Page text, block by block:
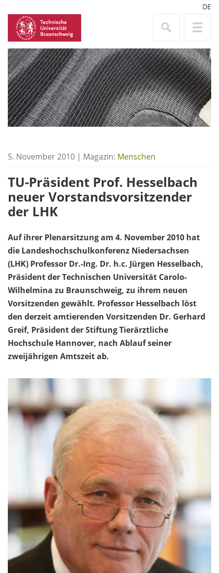
DE
5. November 2010 | Magazin: Menschen
TU-Präsident Prof. Hesselbach
neuer Vorstandsvorsitzender
der LHK
Auf ihrer Plenarsitzung am 4. November 2010 hat
die Landeshochschulkonferenz Niedersachsen
(LHK) Professor Dr.-Ing. Dr. h.c. Jürgen Hesselbach,
Präsident der Technischen Universität Carolo-
Wilhelmina zu Braunschweig, zu ihrem neuen
Vorsitzenden gewählt. Professor Hesselbach löst
den derzeit amtierenden Vorsitzenden Dr. Gerhard
Greif, Präsident der Stiftung Tierärztliche
Hochschule Hannover, nach Ablauf seiner
zweijährigen Amtszeit ab.